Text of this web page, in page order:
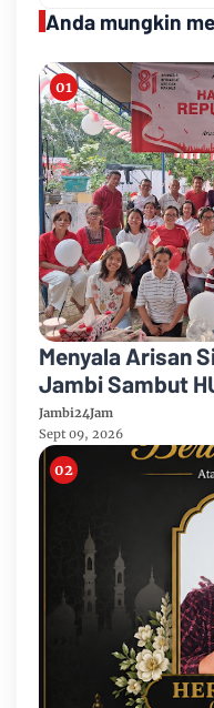
Anda mungkin
Menyala Arisan
Jambi Sambut
81 Gelar Berbagai
Jambi24Jam
Sept 09, 2026